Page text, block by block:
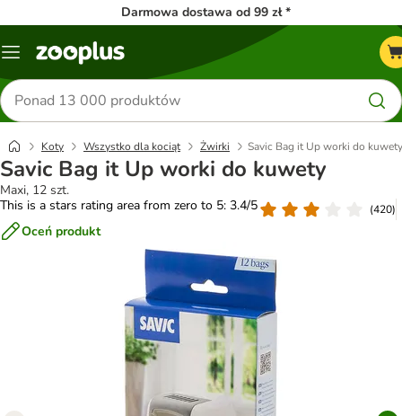
Darmowa dostawa od 99 zł *
Menu
Szukaj
produktów
Koty Wszystko dla kociąt Żwirki Savic Bag it Up worki do kuwety
Savic Bag it Up worki do kuwety
Maxi, 12 szt.
This is a stars rating area from zero to 5: 3.4/5
(420)
Oceń produkt